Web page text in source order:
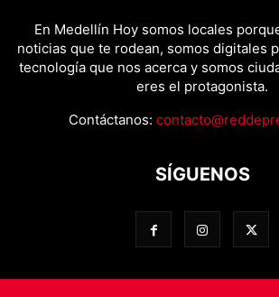
En Medellín Hoy somos locales
noticias que te rodean, somos digitales
tecnología que nos acerca y somos
eres el protagonista.
Contáctanos:
SÍGUENOS